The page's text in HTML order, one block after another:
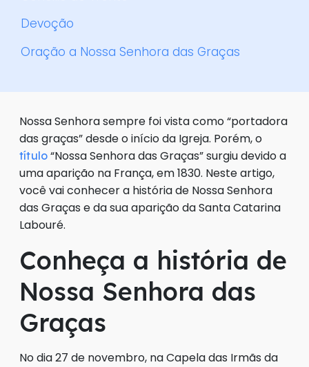
Devoção
Oração a Nossa Senhora das Graças
Nossa Senhora sempre foi vista como “portadora
das graças” desde o início da Igreja. Porém, o
título “Nossa Senhora das Graças” surgiu devido a
uma aparição na França, em 1830. Neste artigo,
você vai conhecer a história de Nossa Senhora
das Graças e da sua aparição da Santa Catarina
Labouré.
Conheça a história de
Nossa Senhora das
Graças
No dia 27 de novembro, na Capela das Irmãs da